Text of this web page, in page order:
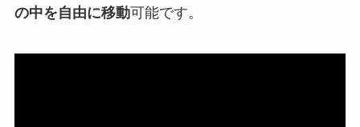
の中を自由に移動可能です。